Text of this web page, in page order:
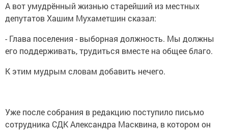
А вот умудрённый жизнью старейший из местных
депутатов Хашим Мухаметшин сказал:
- Глава поселения - выборная должность. Мы должны
его поддерживать, трудиться вместе на общее благо.
К этим мудрым словам добавить нечего.
Уже после собрания в редакцию поступило письмо
сотрудника СДК Александра Масквина, в котором он